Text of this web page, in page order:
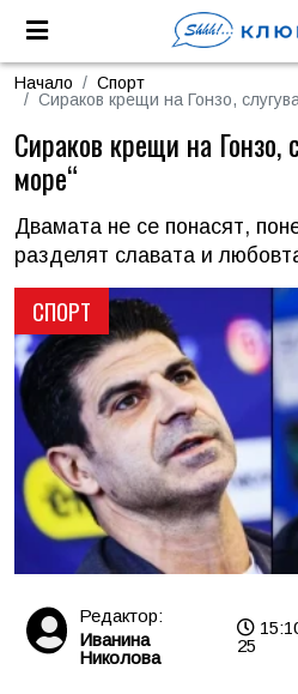
Начало
Спорт
Сираков крещи на Гонзо,
СПОРТ
Сираков крещи на Гонзо,
море“
Двамата не се понасят,
разделят славата и
Редактор:
Иванина
Николова
25